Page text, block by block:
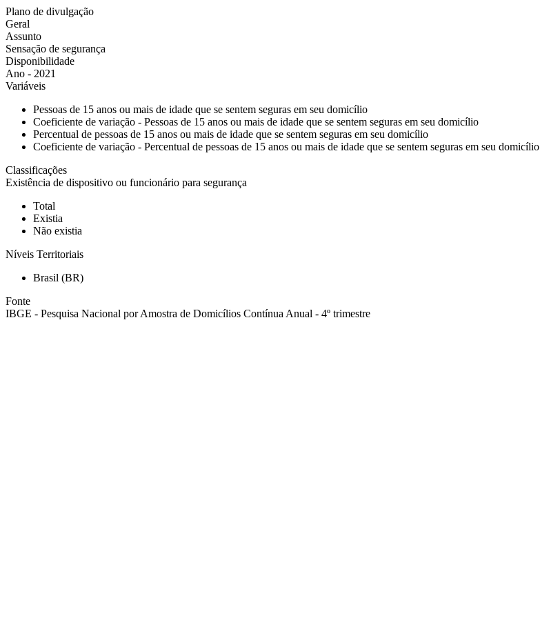
Plano de divulgação
Geral
Assunto
Sensação de segurança
Disponibilidade
Ano - 2021
Variáveis
Pessoas de 15 anos ou mais de idade que se sentem seguras em seu domicílio
Coeficiente de variação - Pessoas de 15 anos ou mais de idade que se sentem seguras em seu domicílio
Percentual de pessoas de 15 anos ou mais de idade que se sentem seguras em seu domicílio
Coeficiente de variação - Percentual de pessoas de 15 anos ou mais de idade que se sentem seguras em seu domicílio
Classificações
Existência de dispositivo ou funcionário para segurança
Total
Existia
Não existia
Níveis Territoriais
Brasil (BR)
Fonte
IBGE - Pesquisa Nacional por Amostra de Domicílios Contínua Anual - 4º trimestre